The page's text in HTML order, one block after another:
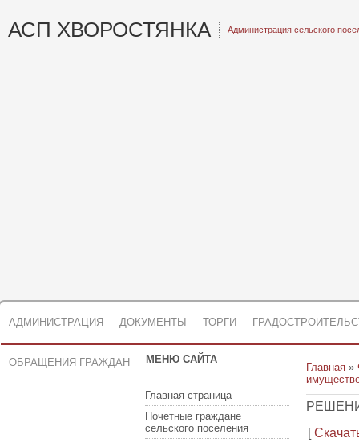
АСП ХВОРОСТЯНКА Администрация сельского
АДМИНИСТРАЦИЯ ДОКУМЕНТЫ ТОРГИ
ОБРАЩЕНИЯ ГРАЖДАН МЕНЮ САЙТА
Главная страница
Почетные граждане
сельского поселения
Главная »
[